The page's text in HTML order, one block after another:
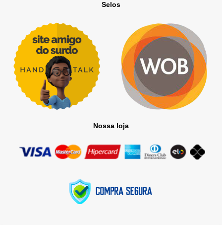
Selos
Nossa loja